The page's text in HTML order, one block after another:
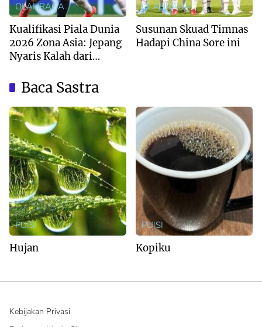
OLAHRAGA
Kualifikasi Piala Dunia
2026 Zona Asia: Jepang
Nyaris Kalah dari
OLAHRAGA
Susunan Skuad Timnas
Hadapi China Sore ini
Baca Sastra
PUISI
Hujan
PUISI
Kopiku
Kebijakan Privasi